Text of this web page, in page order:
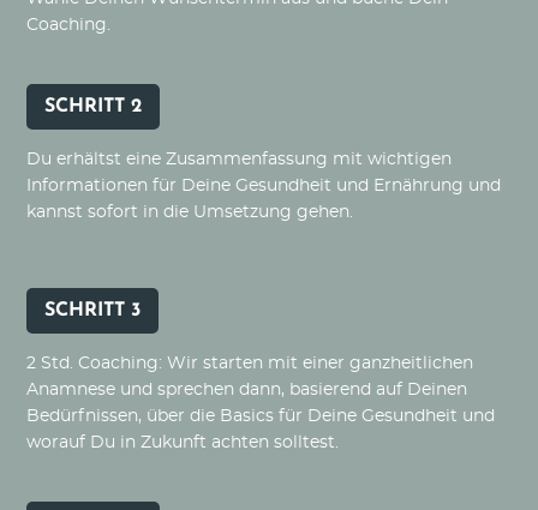
Coaching.
SCHRITT 2
Du erhältst eine Zusammenfassung mit wichtigen
Informationen für Deine Gesundheit und Ernährung und
kannst sofort in die Umsetzung gehen.
SCHRITT 3
2 Std. Coaching: Wir starten mit einer ganzheitlichen
Anamnese und sprechen dann, basierend auf Deinen
Bedürfnissen, über die Basics für Deine Gesundheit und
worauf Du in Zukunft achten solltest.